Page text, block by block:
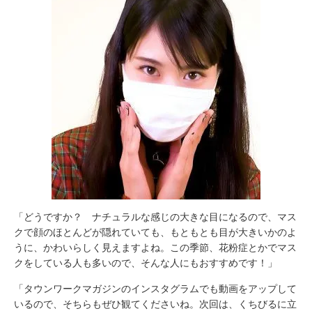
「どうですか？ ナチュラルな感じの大きな目になるので、マス
クで顔のほとんどが隠れていても、もともとも目が大きいかのよ
うに、かわいらしく見えますよね。この季節、花粉症とかでマス
クをしている人も多いので、そんな人にもおすすめです！」
「タウンワークマガジンのインスタグラムでも動画をアップして
いるので、そちらもぜひ観てくださいね。次回は、くちびるに立